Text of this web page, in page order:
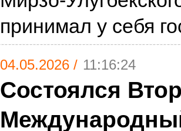
принимал у себя
04.05.2026 / 11:16:24
Состоялся